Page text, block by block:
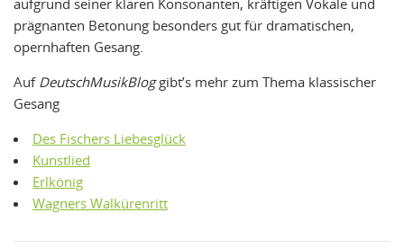
aufgrund seiner klaren Konsonanten, kräftigen Vokale und
prägnanten Betonung besonders gut für dramatischen,
opernhaften Gesang.
Auf DeutschMusikBloggibt’s mehr zum Thema klassischer
Gesang
Des Fischers Liebesglück
Kunstlied
Erlkönig
Wagners Walkürenritt